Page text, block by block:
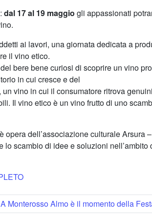
dal 17 al 19 maggio gli appassionati
ai lavori, una giornata dedicata a
il vino etico.
bere bene curiosi di scoprire un vino
in cui cresce e del
vino in cui il consumatore ritrova
Il vino etico è un vino frutto di uno
opera dell’associazione culturale Arsura
lo scambio di idee e soluzioni nell’ambito
A Monterosso Almo è il momento della